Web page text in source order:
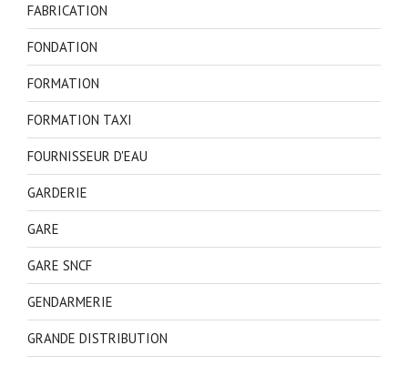
FABRICATION
FONDATION
FORMATION
FORMATION TAXI
FOURNISSEUR D'EAU
GARDERIE
GARE
GARE SNCF
GENDARMERIE
GRANDE DISTRIBUTION